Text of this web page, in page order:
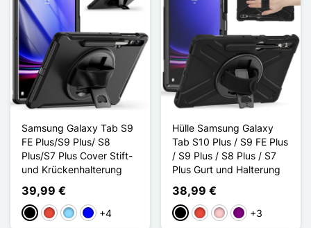
Samsung Galaxy Tab S9
FE Plus/S9 Plus/ S8
Plus/S7 Plus Cover Stift-
und Krückenhalterung
39,99 €
Schwarz
Rot Hellblau
Blau+4
Hülle Samsung Galaxy
Tab S10 Plus / S9 FE Plus
/ S9 Plus / S8 Plus / S7
Plus Gurt und Halterung
38,99 €
Schwarz
Rot PinkViolett
+3